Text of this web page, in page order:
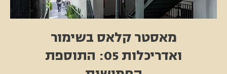
מאסטר קלאס בשימור
ואדריכלות 05: התוספת